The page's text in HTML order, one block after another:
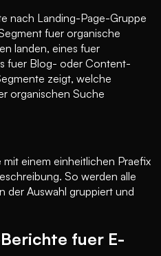
nach Landing-Page-Gruppe
fuer organische
landen, eines fuer
fuer Blog- oder Content-
zeigt, welche
organischen Suche
einem einheitlichen Praefix
So werden alle
der Auswahl gruppiert und
fuer E-